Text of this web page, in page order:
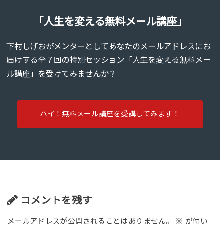
「人生を変える無料メール講座」
下村しげおがメンターとしてあなたのメールアドレスにお
届けする全７回の特別セッション「人生を変える無料メー
ル講座」を受けてみませんか？
ハイ！無料メール講座を受講してみます！
コメントを残す
メールアドレスが公開されることはありません。 ※ が付い